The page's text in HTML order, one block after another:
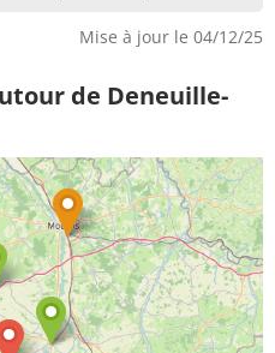
Mise à jour le 04/12/25
de Deneuille-